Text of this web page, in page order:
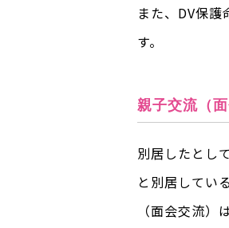
また、DV保
す。
親子交流（面
別居したとし
と別居してい
（面会交流